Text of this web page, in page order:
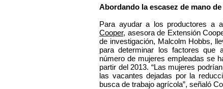
Abordando la escasez de mano
Para ayudar a los productores a
Cooper, asesora de Extensión
de investigación, Malcolm Hobbs,
para determinar los factores que
número de mujeres empleadas se
partir del 2013. “Las mujeres
las vacantes dejadas por la
busca de trabajo agrícola”, señaló